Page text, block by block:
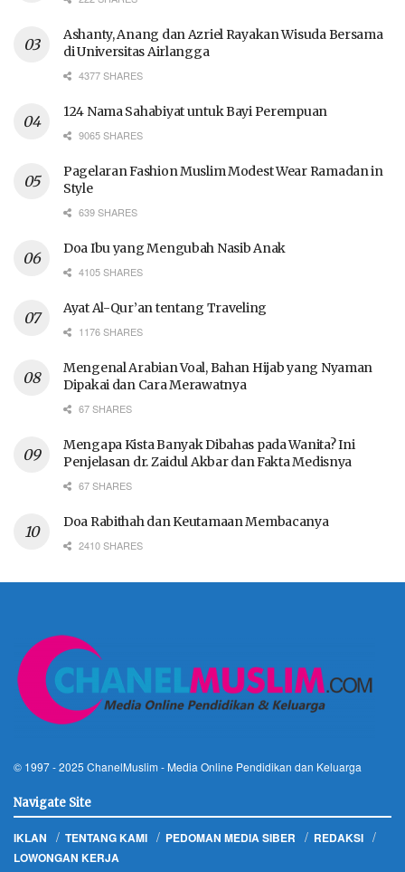
Ashanty, Anang dan Azriel Rayakan Wisuda Bersama
di Universitas Airlangga
4377 SHARES
124 Nama Sahabiyat untuk Bayi Perempuan
9065 SHARES
Pagelaran Fashion Muslim Modest Wear Ramadan in
Style
639 SHARES
Doa Ibu yang Mengubah Nasib Anak
4105 SHARES
Ayat Al-Qur’an tentang Traveling
1176 SHARES
Mengenal Arabian Voal, Bahan Hijab yang Nyaman
Dipakai dan Cara Merawatnya
67 SHARES
Mengapa Kista Banyak Dibahas pada Wanita? Ini
Penjelasan dr. Zaidul Akbar dan Fakta Medisnya
67 SHARES
Doa Rabithah dan Keutamaan Membacanya
2410 SHARES
© 1997 - 2025 ChanelMuslim - Media Online Pendidikan dan Keluarga
Navigate Site
IKLAN TENTANG KAMI PEDOMAN MEDIA SIBER
REDAKSI
LOWONGAN KERJA